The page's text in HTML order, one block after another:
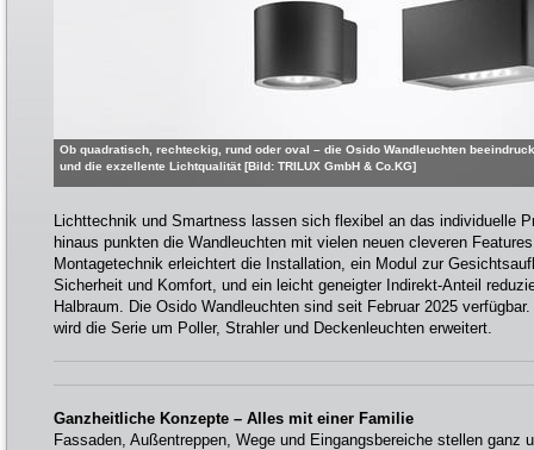
Ob quadratisch, rechteckig, rund oder oval – die Osido Wandleuchten
und die exzellente Lichtqualität [Bild: TRILUX GmbH & Co.KG]
Lichttechnik und Smartness lassen sich flexibel an das individuelle
hinaus punkten die Wandleuchten mit vielen neuen cleveren
Montagetechnik erleichtert die Installation, ein Modul zur
Sicherheit und Komfort, und ein leicht geneigter Indirekt-Anteil
Halbraum. Die Osido Wandleuchten sind seit Februar 2025
wird die Serie um Poller, Strahler und Deckenleuchten erweitert.
Ganzheitliche Konzepte – Alles mit einer Familie
Fassaden, Außentreppen, Wege und Eingangsbereiche stellen ganz